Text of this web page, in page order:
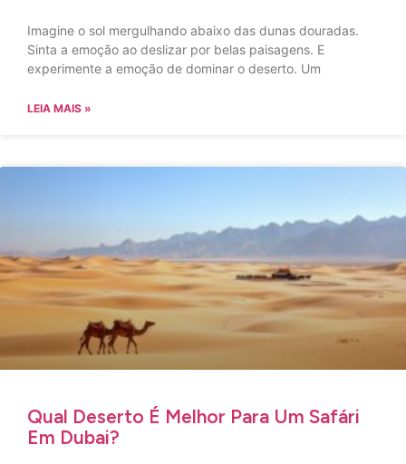
Imagine o sol mergulhando abaixo das dunas douradas.
Sinta a emoção ao deslizar por belas paisagens. E
experimente a emoção de dominar o deserto. Um
LEIA MAIS »
Qual Deserto É Melhor Para Um Safári
Em Dubai?